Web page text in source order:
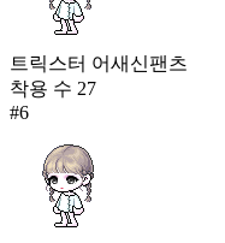
트릭스터 어새신팬츠
착용 수 27
#6